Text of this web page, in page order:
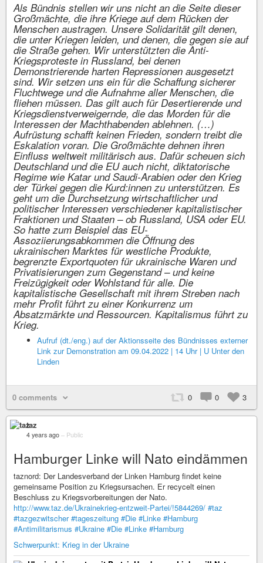
Als Bündnis stellen wir uns nicht an die Seite dieser
Großmächte, die ihre Kriege auf dem Rücken der
Menschen austragen. Unsere Solidarität gilt denen,
die unter Kriegen leiden, und denen, die gegen sie auf
die Straße gehen. Wir unterstützten die Anti-
Kriegsproteste in Russland, bei denen
Demonstrierende harten Repressionen ausgesetzt
sind. Wir setzen uns ein für die Schaffung sicherer
Fluchtwege und die Aufnahme aller Menschen, die
fliehen müssen. Das gilt auch für Desertierende und
Kriegsdienstverweigernde, die das Morden für die
Interessen der Machthabenden ablehnen. (…)
Aufrüstung schafft keinen Frieden, sondern treibt die
Eskalation voran. Die Großmächte dehnen ihren
Einfluss weltweit militärisch aus. Dafür scheuen sich
Deutschland und die EU auch nicht, diktatorische
Regime wie Katar und Saudi-Arabien oder den Krieg
der Türkei gegen die Kurd:innen zu unterstützen. Es
geht um die Durchsetzung wirtschaftlicher und
politischer Interessen verschiedener kapitalistischer
Fraktionen und Staaten – ob Russland, USA oder EU.
So hatte zum Beispiel das EU-
Assoziierungsabkommen die Öffnung des
ukrainischen Marktes für westliche Produkte,
begrenzte Exportquoten für ukrainische Waren und
Privatisierungen zum Gegenstand – und keine
Freizügigkeit oder Wohlstand für alle. Die
kapitalistische Gesellschaft mit ihrem Streben nach
mehr Profit führt zu einer Konkurrenz um
Absatzmärkte und Ressourcen. Kapitalismus führt zu
Krieg.
Aufruf (dt./eng.) auf der Aktionsseite des Bündnisses externer
Link zur Demonstration am 09.04.2022 | 14 Uhr | U Unter den
Linden
0 comments 0 0 3
taz
4 years ago – Public
Hamburger Linke will Nato eindämmen
taznord: Der Landesverband der Linken Hamburg findet keine
gemeinsame Position zu Kriegsursachen. Er recycelt einen
Beschluss zu Kriegsvorbereitungen der Nato.
http://www.taz.de/Ukrainekrieg-entzweit-Partei/!5844269/ #taz
#tazgezwitscher #tageszeitung #Die #Linke #Hamburg
#Antimilitarismus #Ukraine #Die #Linke #Hamburg
Schwerpunkt: Krieg in der Ukraine